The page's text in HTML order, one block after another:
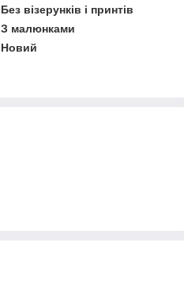
Без візерунків і принтів
З малюнками
Новий